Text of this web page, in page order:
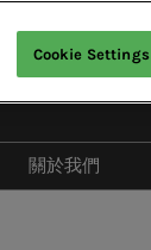
關於我們
Cookie Settings